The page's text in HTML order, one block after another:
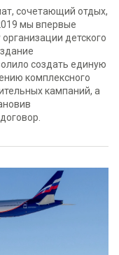
сочетающий отдых,
мы впервые
детского
создать единую
комплексного
кампаний, а